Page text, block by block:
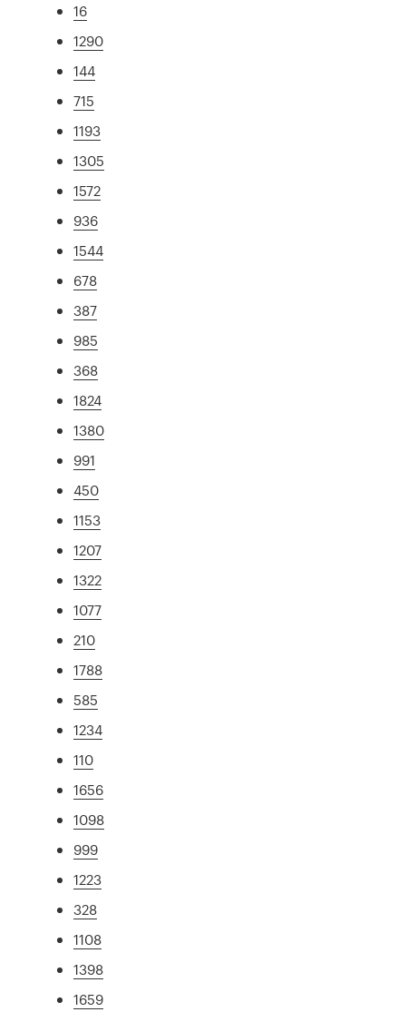
16
1290
144
715
1193
1305
1572
936
1544
678
387
985
368
1824
1380
991
450
1153
1207
1322
1077
210
1788
585
1234
110
1656
1098
999
1223
328
1108
1398
1659